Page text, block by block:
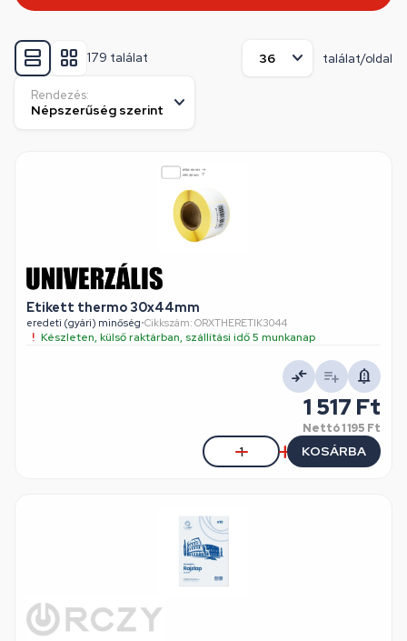
179 találat találat/oldal
Rendezés:
Etikett thermo 30x44mm
eredeti (gyári) minőség•Cikkszám: ORXTHERETIK3044
Készleten, külső raktárban, szállítási idő 5 munkanap
1 517 Ft
Nettó1 195 Ft
KOSÁRBA